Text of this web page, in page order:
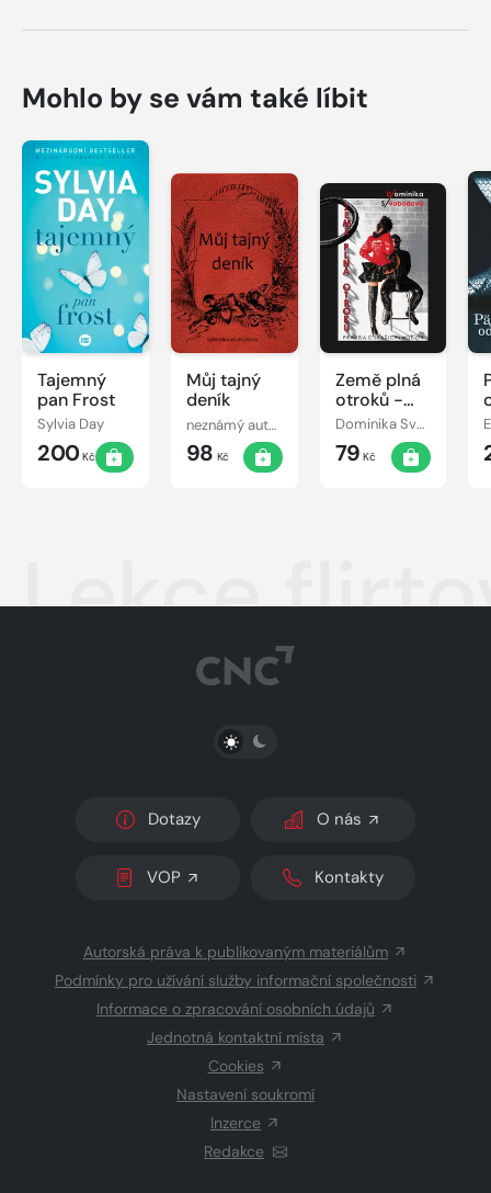
Mohlo by se vám také líbit
Tajemný
pan Frost
Sylvia Day
200Kč
Můj tajný
deník
neznámý autor
98 Kč
Země plná
otroků -
Pravda o
(vašich)
mužích
Dominika Svobodová
79 Kč
Lekce
PŘEPNOUT SVĚTLÝ/TMAVÝ REŽIM
Dotazy O nás
VOP Kontakty
Autorská práva k publikovaným materiálům
Podmínky pro užívání služby informační společnosti
Informace o zpracování osobních údajů
Jednotná kontaktní místa
Cookies
Nastavení soukromí
Inzerce
Redakce